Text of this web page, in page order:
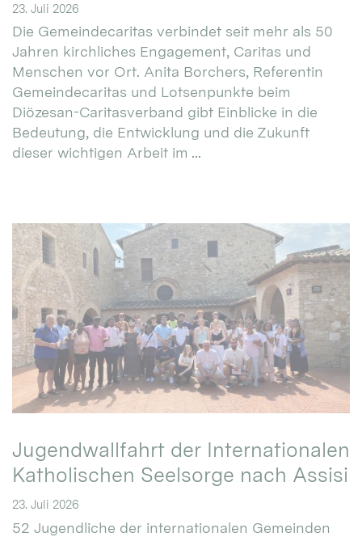
23. Juli 2026
Die Gemeindecaritas verbindet seit mehr als 50
Jahren kirchliches Engagement, Caritas und
Menschen vor Ort. Anita Borchers, Referentin
Gemeindecaritas und Lotsenpunkte beim
Diözesan-Caritasverband gibt Einblicke in die
Bedeutung, die Entwicklung und die Zukunft
dieser wichtigen Arbeit im ...
Jugendwallfahrt der Internationalen
Katholischen Seelsorge nach Assisi
23. Juli 2026
52 Jugendliche der internationalen Gemeinden